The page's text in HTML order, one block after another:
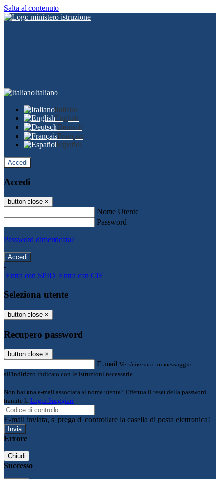
Salta al contenuto
Italiano
Italiano
English
Deutsch
Français
Español
Accedi
Accedi
button close ×
Nome Utente
Password
Password dimenticata?
-
Entra con SPID Entra con CIE
Seleziona utente
button close ×
Recupero password
button close ×
E-mail Verrà inviato un messaggio
all'indirizzo indicato con le istruzioni necessarie.
Non hai una e-mail associata al nome utente? Effettua il reset della password
tramite la Login Spaggiari
E-mail inviata, si prega di controllare la casella di posta elettronica!
Errore
Chiudi
Successo